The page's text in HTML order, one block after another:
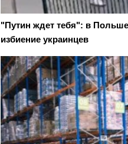
"Путин ждет тебя": в
избиение украинцев